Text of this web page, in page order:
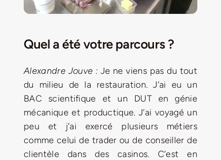
Quel a été votre parcours ?
Alexandre Jouve : Je ne viens pas du tout
du milieu de la restauration. J’ai eu un
BAC scientifique et un DUT en génie
mécanique et productique. J’ai voyagé un
peu et j’ai exercé plusieurs métiers
comme celui de trader ou de conseiller de
clientèle dans des casinos. C’est en